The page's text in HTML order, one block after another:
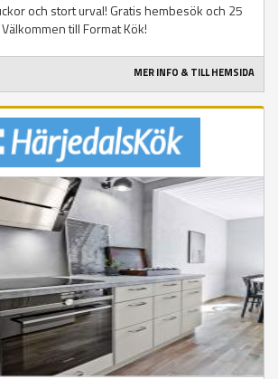
och stort urval! Gratis hembesök och 25
till Format Kök!
MER INFO & TILL HEMSIDA